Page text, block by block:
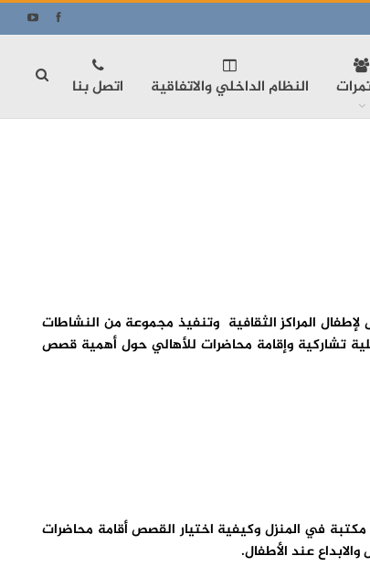
النظام الداخلي والاتفاقية اتصل بنا
المراكز الثقافية وتنفيذ مجموعة من النشاطات
تشاركية وإقامة محاضرات للأهالي حول أهمية قصص
في المنزل وكيفية اختيار القصص أقامة محاضرات
عند الأطفال.